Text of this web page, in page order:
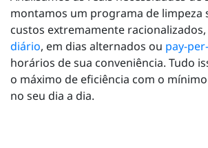
montamos um programa de limpeza
custos extremamente racionalizados,
diário, em dias alternados ou pay-
horários de sua conveniência. Tudo
o máximo de eficiência com o
no seu dia a dia.